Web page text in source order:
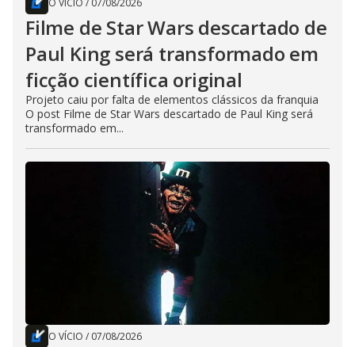
O VÍCIO / 07/08/2026
Filme de Star Wars descartado de
Paul King será transformado em
ficção científica original
Projeto caiu por falta de elementos clássicos da franquia
O post Filme de Star Wars descartado de Paul King será
transformado em...
O VÍCIO / 07/08/2026